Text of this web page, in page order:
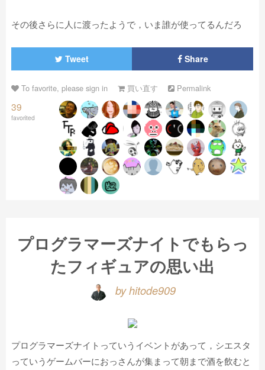
その後さらに人に渡ったようで，いま誰が使ってるんだろ
Tweet Share
To favorite, please sign in 買い直す Permalink
39
favorited
プログラマーズナイトでもらっ
たフィギュアの思い出
by hitode909
プログラマーズナイトっていうイベントがあって，シエスタ
っていうゲームバーにおっさんが集まって朝まで酒を飲むと